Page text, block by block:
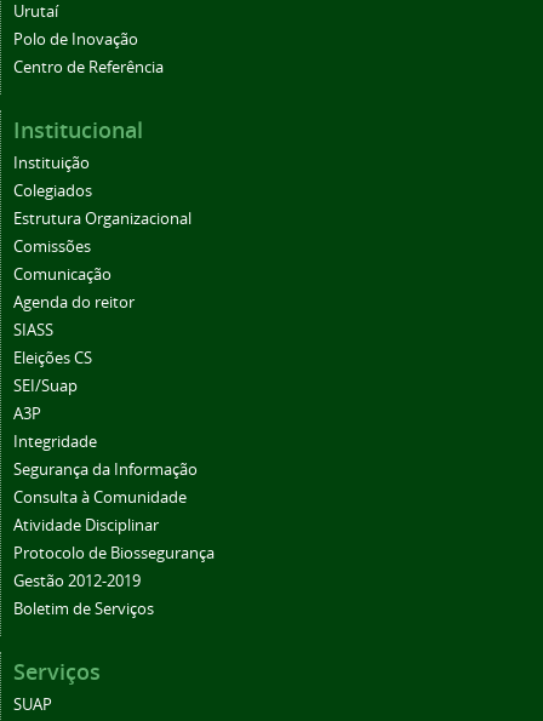
Urutaí
Polo de Inovação
Centro de Referência
Institucional
Instituição
Colegiados
Estrutura Organizacional
Comissões
Comunicação
Agenda do reitor
SIASS
Eleições CS
SEI/Suap
A3P
Integridade
Segurança da Informação
Consulta à Comunidade
Atividade Disciplinar
Protocolo de Biossegurança
Gestão 2012-2019
Boletim de Serviços
Serviços
SUAP